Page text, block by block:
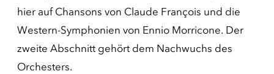
hier auf Chansons von Claude François und die
Western-Symphonien von Ennio Morricone. Der
zweite Abschnitt gehört dem Nachwuchs des
Orchesters.